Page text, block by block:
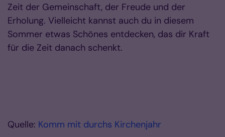
Zeit der Gemeinschaft, der Freude und der
Erholung. Vielleicht kannst auch du in diesem
Sommer etwas Schönes entdecken, das dir Kraft
für die Zeit danach schenkt.
Quelle: Komm mit durchs Kirchenjahr